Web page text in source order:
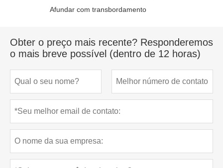
Afundar com transbordamento
Obter o preço mais recente? Responderemos
o mais breve possível (dentro de 12 horas)